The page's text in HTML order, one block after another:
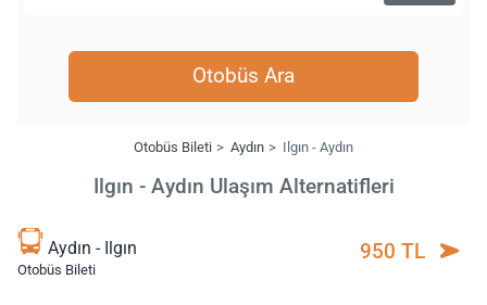
Otobüs Ara
Otobüs Bileti Aydın Ilgın - Aydın
Ilgın - Aydın Ulaşım Alternatifleri
Aydın - Ilgın
Otobüs Bileti
950 TL